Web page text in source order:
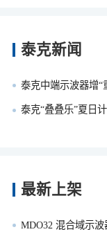
泰克新闻
泰克中端示波器增“
泰克“叠叠乐”夏日
最新上架
MDO32 混合域示波